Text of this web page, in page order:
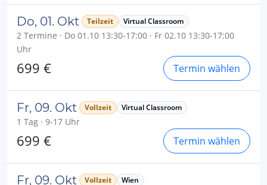
Do, 01. Okt Teilzeit Virtual Classroom
2 Termine · Do 01.10 13:30-17:00 · Fr 02.10 13:30-17:00
Uhr
699 € Termin wählen
Fr, 09. Okt Vollzeit Virtual Classroom
1 Tag · 9-17 Uhr
699 € Termin wählen
Fr, 09. Okt Vollzeit Wien